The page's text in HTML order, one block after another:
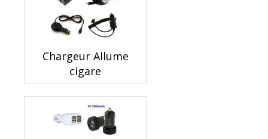
Chargeur Allume
cigare